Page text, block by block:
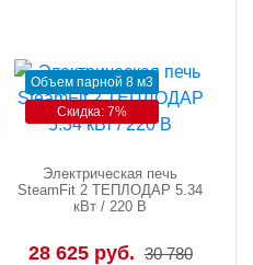
Объем парной 8 м3
Скидка: 7%
Электрическая печь
SteamFit 2 ТЕПЛОДАР 5.34
кВт / 220 В
28 625 руб. 30 780